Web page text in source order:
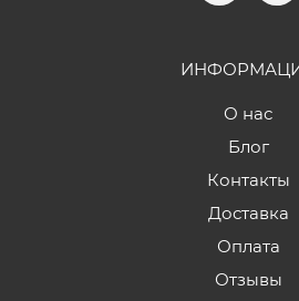
О нас
Блог
Контакты
Доставка
Оплата
Отзывы